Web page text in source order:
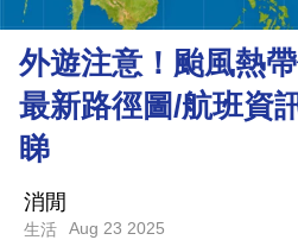
理
財
商
技
外遊注意！颱風熱
最新路徑圖/航班資
睇
消閒
生活 Aug 23 2025